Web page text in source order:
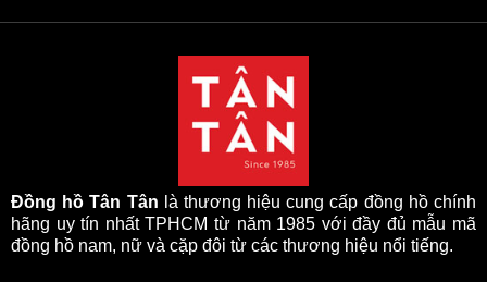
Đồng hồ Tân Tân là thương hiệu cung cấp đồng hồ chính
hãng uy tín nhất TPHCM từ năm 1985 với đầy đủ mẫu mã
đồng hồ nam, nữ và cặp đôi từ các thương hiệu nổi tiếng.